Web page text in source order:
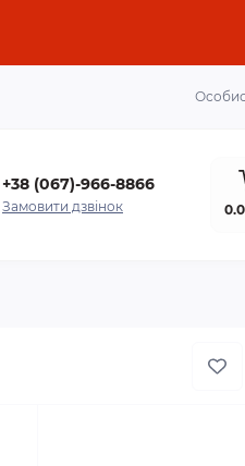
+38 (067)-966-8866
Замовити дзвінок